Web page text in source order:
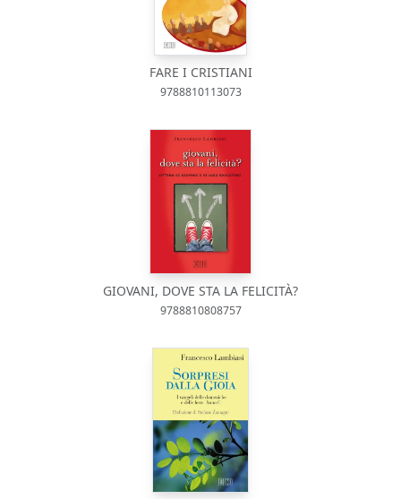
FARE I CRISTIANI
9788810113073
GIOVANI, DOVE STA LA FELICITÀ?
9788810808757